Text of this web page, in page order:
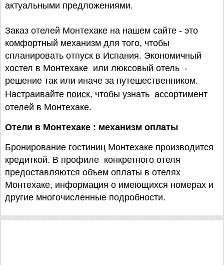
актуальными предложениями.
Заказ отелей Монтехаке на нашем сайте - это
комфортный механизм для того, чтобы
спланировать отпуск в Испания. Экономичный
хостел в Монтехаке или люксовый отель -
решение так или иначе за путешественником.
Настраивайте поиск, чтобы узнать ассортимент
отелей в Монтехаке.
Отели в Монтехаке : механизм оплаты
Бронирование гостиниц Монтехаке производится
кредиткой. В профиле конкретного отеля
предоставляются объем оплаты в отелях
Монтехаке, информация о имеющихся номерах и
другие многочисленные подробности.